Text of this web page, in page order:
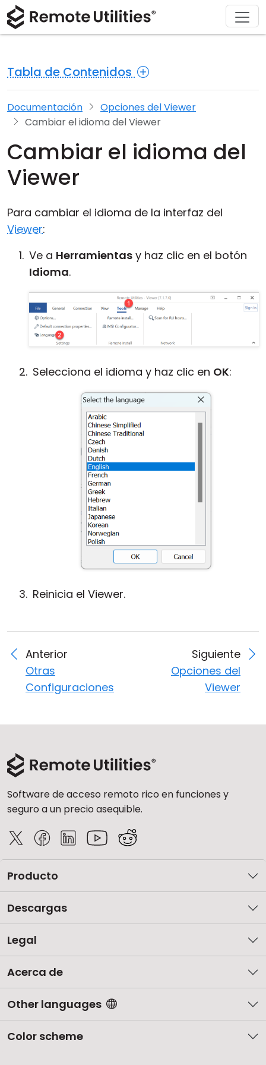
Tabla de Contenidos
Documentación
Opciones del Viewer
Cambiar el idioma del Viewer
Cambiar el idioma del
Viewer
Para cambiar el idioma de la interfaz del
Viewer:
Ve a Herramientas y haz clic en el botón
Idioma.
Selecciona el idioma y haz clic en OK:
Reinicia el Viewer.
Anterior
Otras
Configuraciones
Siguiente
Opciones del
Viewer
Software de acceso remoto rico en funciones y
seguro a un precio asequible.
Producto
Descargas
Legal
Acerca de
Other languages
Color scheme
Producto
Seguridad
Capturas de pantalla
Modos de conexión
Soporte para Active Directory
Configuración MSI
Soluciones
Manufactura y Retail
Salud
Tecnologías de la información
Descargar
macOS
Linux
Comprar
Asistente de licencia
Actualizar su licencia
Soporte
Documentación
Base de conocimientos
Acerca de
Sala de prensa
Escribe una reseña